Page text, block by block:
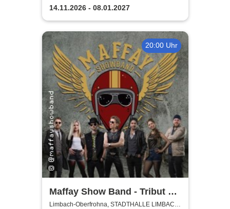
Oberfrohna
14.11.2026 - 08.01.2027
20:00 Uhr
Maffay Show Band - Tribut an
Peter Maffay
Limbach-Oberfrohna, STADTHALLE LIMBACH-